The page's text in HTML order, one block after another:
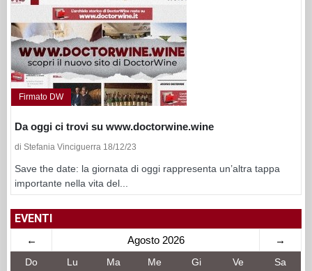
Firmato DW
Da oggi ci trovi su www.doctorwine.wine
di Stefania Vinciguerra 18/12/23
Save the date: la giornata di oggi rappresenta un’altra tappa
importante nella vita del...
EVENTI
← Agosto 2026 →
Do Lu Ma Me Gi Ve Sa